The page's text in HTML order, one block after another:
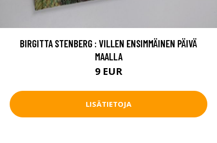
BIRGITTA STENBERG : VILLEN ENSIMMÄINEN PÄIVÄ
MAALLA
9 EUR
LISÄTIETOJA